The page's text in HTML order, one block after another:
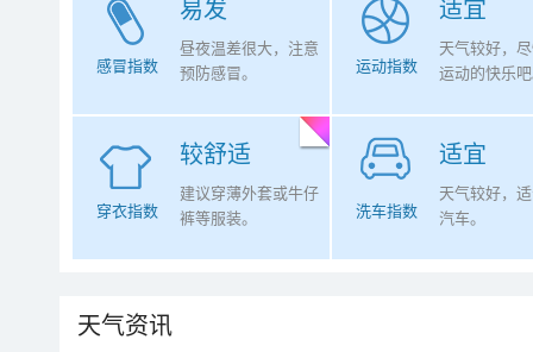
易发
感冒指数
昼夜温差很大，注意
预防感冒。
适宜
运动指数
天气较好，
运动的快乐
较舒适
穿衣指数
建议穿薄外套或牛仔
裤等服装。
适宜
洗车指数
天气较好，
汽车。
天气资讯